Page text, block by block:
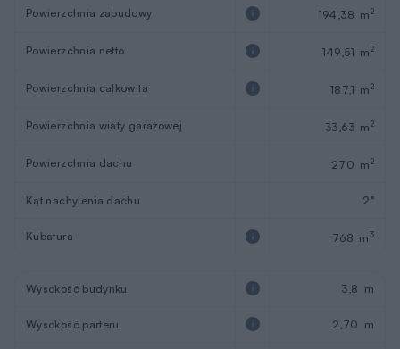
Powierzchnia zabudowy 194,38 m2
Powierzchnia netto 149,51 m2
Powierzchnia całkowita 187,1 m2
Powierzchnia wiaty garażowej 33,63 m2
Powierzchnia dachu 270 m2
Kąt nachylenia dachu 2°
Kubatura 768 m3
Wysokość budynku 3,8 m
Wysokość parteru 2,70 m